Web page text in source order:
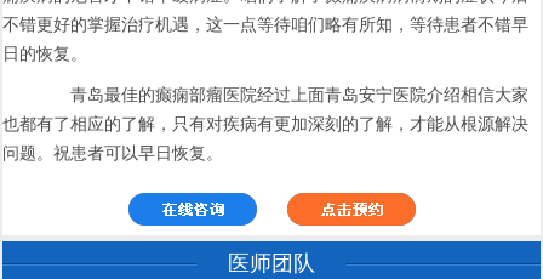
不错更好的掌握治疗机遇，这一点等待咱们略有所知，等待患者不错早
日的恢复。
青岛最佳的癫痫部瘤医院经过上面青岛安宁医院介绍相信大家
也都有了相应的了解，只有对疾病有更加深刻的了解，才能从根源解决
问题。祝患者可以早日恢复。
医师团队